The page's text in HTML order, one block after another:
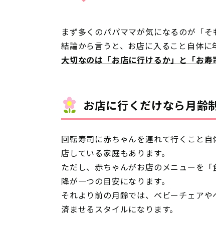
まず多くのパパママが気になるのが「
結論から言うと、お店に入ること自体に
大切なのは「お店に行けるか」と「お
お店に行くだけなら月齢
回転寿司に赤ちゃんを連れて行くこと
店している家庭もあります。
ただし、赤ちゃんがお店のメニューを「
降が一つの目安になります。
それより前の月齢では、ベビーチェア
済ませるスタイルになります。